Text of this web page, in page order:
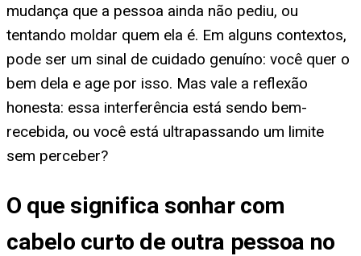
mudança que a pessoa ainda não pediu, ou
tentando moldar quem ela é. Em alguns contextos,
pode ser um sinal de cuidado genuíno: você quer o
bem dela e age por isso. Mas vale a reflexão
honesta: essa interferência está sendo bem-
recebida, ou você está ultrapassando um limite
sem perceber?
O que significa sonhar com
cabelo curto de outra pessoa no